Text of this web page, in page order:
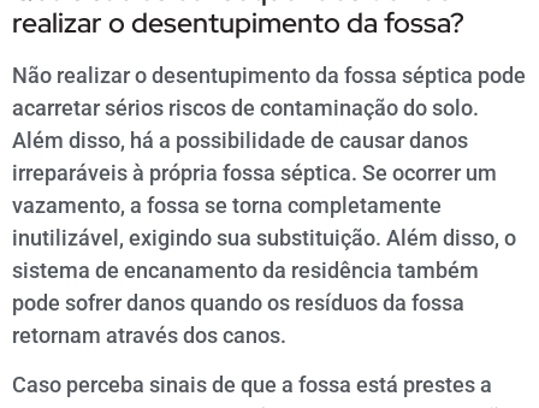
realizar o desentupimento da fossa?
Não realizar o desentupimento da fossa séptica pode
acarretar sérios riscos de contaminação do solo.
Além disso, há a possibilidade de causar danos
irreparáveis à própria fossa séptica. Se ocorrer um
vazamento, a fossa se torna completamente
inutilizável, exigindo sua substituição. Além disso, o
sistema de encanamento da residência também
pode sofrer danos quando os resíduos da fossa
retornam através dos canos.
Caso perceba sinais de que a fossa está prestes a